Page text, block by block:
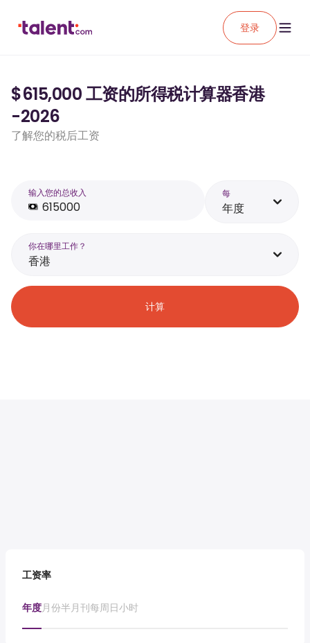
登录
$615,000 工资的所得税计算器香港
-2026
了解您的税后工资
输入您的总收入 每
年度
你在哪里工作？
香港
计算
工资率
年度月份半月刊每周日小时